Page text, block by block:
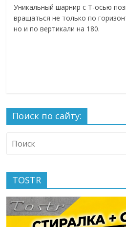
Уникальный шарнир с Т-осью
вращаться не только по
но и по вертикали на 180.
Поиск по сайту:
TOSTR